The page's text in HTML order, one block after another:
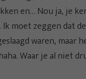
en… Nou ja, je
moet zeggen dat de
waren, maar
Waar je al niet